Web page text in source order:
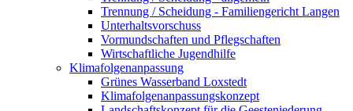
Trennung / Scheidung - Familiengericht Langen
Unterhaltsvorschuss
Vormundschaften und Pflegschaften
Wirtschaftliche Jugendhilfe
Klimafolgenanpassung
Grünes Wasserband Loxstedt
Klimafolgenanpassungskonzept